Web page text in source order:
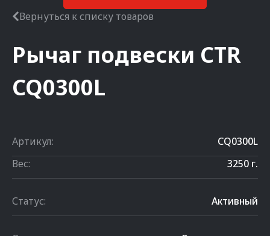
Вернуться к списку товаров
Рычаг подвески CTR
CQ0300L
Артикул:
CQ0300L
Вес:
3250 г.
Статус: Активный